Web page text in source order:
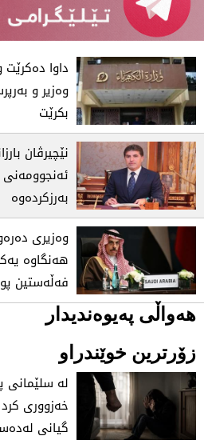
داوا
بکرێت
بەرزکردەوە
وەزیری
هەنگاوە
فەڵەستین
هەواڵی پەیوەندیدار
زۆرترین خوێندراو
لە سلێمانی
خەزووری
گیانی